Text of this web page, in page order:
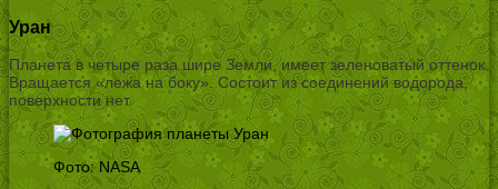
Уран
Планета в четыре раза шире Земли, имеет зеленоватый оттенок.
Вращается «лежа на боку». Состоит из соединений водорода,
поверхности нет.
Фото: NASA